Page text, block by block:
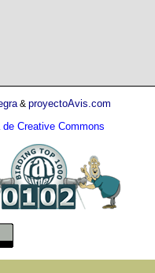
& proyectoAvis.com
de Creative Commons